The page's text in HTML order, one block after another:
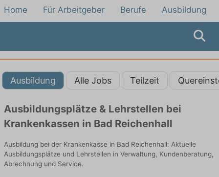
Home Für Arbeitgeber Berufe Ausbildung
Ausbildung Alle Jobs Teilzeit
Ausbildungsplätze & Lehrstellen bei
Krankenkassen in Bad Reichenhall
Ausbildung bei der Krankenkasse in Bad Reichenhall: Aktuelle
Ausbildungsplätze und Lehrstellen in Verwaltung, Kundenberatung,
Abrechnung und Service.